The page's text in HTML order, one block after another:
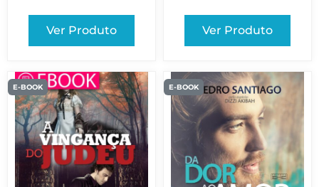
Ver Produto Ver Produto
E-BOOK E-BOOK